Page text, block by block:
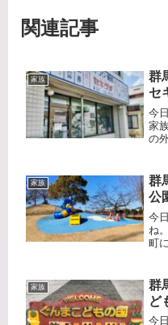
関連記事
家族
群
セ
今
家
の
ッ
で
前
家族
群
公
今
ね
町
置
和
家族
群
ど
今